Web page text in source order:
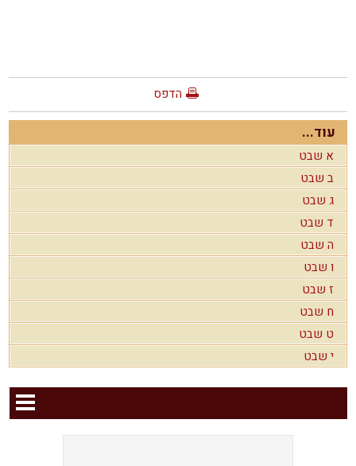
הדפס
עוד...
א שבט
ב שבט
ג שבט
ד שבט
ה שבט
ו שבט
ז שבט
ח שבט
ט שבט
י שבט